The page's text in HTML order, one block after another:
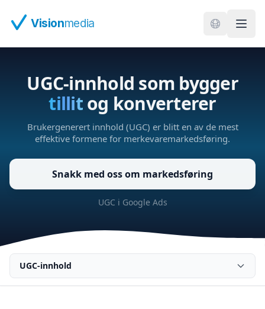
Visionmedia
UGC-innhold som bygger
tillitog konverterer
Brukergenerert innhold (UGC) er blitt en av de mest
effektive formene for merkevaremarkedsføring.
Snakk med oss om markedsføring
UGC i Google Ads
UGC-innhold